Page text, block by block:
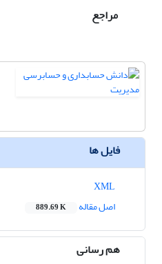
مراجع
فایل ها
اصل مقاله
889.69 K
هم رسانی